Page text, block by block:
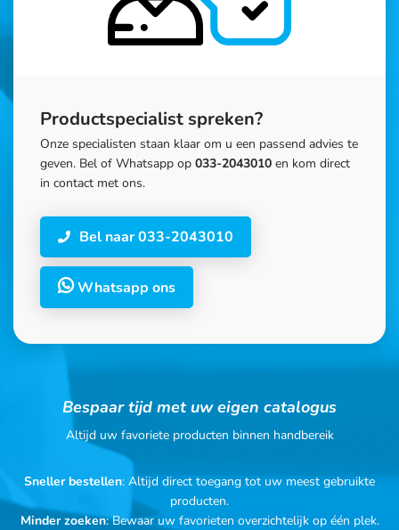
Productspecialist spreken?
Onze specialisten staan klaar om u een passend advies te
geven. Bel of Whatsapp op 033-2043010 en kom direct
in contact met ons.
Bel naar 033-2043010
Whatsapp ons
Bespaar tijd met uw eigen catalogus
Altijd uw favoriete producten binnen handbereik
Sneller bestellen: Altijd direct toegang tot uw meest gebruikte
producten.
Minder zoeken: Bewaar uw favorieten overzichtelijk op één plek.